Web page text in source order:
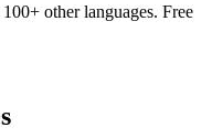
100+ other languages. Free